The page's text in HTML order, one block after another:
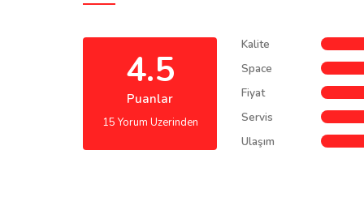
4.5
Puanlar
15 Yorum Uzerinden
Kalite
Space
Fiyat
Servis
Ulaşım